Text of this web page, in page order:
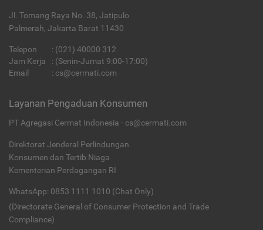
Jl. Tomang Raya No. 38, Jatipulo
Palmerah, Jakarta Barat 11430
Telepon : (021) 40000 312
Jam Kerja
: (Senin-Jumat 9:00-17:00)
Email
: cs@cermati.com
Layanan Pengaduan Konsumen
PT Agregasi Cermat Indonesia - cs@cermati.com
Direktorat Jenderal Perlindungan
Konsumen dan Tertib Niaga
Kementerian Perdagangan RI
WhatsApp: 0853 1111 1010 (Chat Only)
(Directorate General of Consumer Protection and Trade
Compliance)